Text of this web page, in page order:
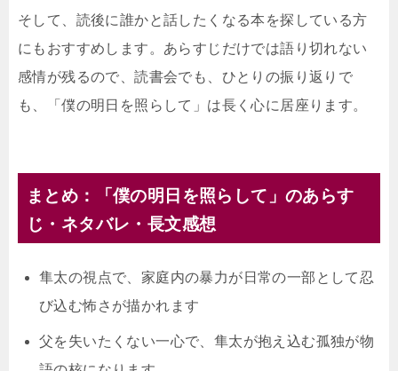
そして、読後に誰かと話したくなる本を探している方
にもおすすめします。あらすじだけでは語り切れない
感情が残るので、読書会でも、ひとりの振り返りで
も、「僕の明日を照らして」は長く心に居座ります。
まとめ：「僕の明日を照らして」のあらす
じ・ネタバレ・長文感想
隼太の視点で、家庭内の暴力が日常の一部として忍
び込む怖さが描かれます
父を失いたくない一心で、隼太が抱え込む孤独が物